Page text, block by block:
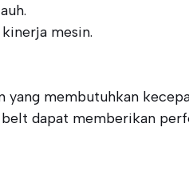
mesin.
membutuhkan
dapat memberikan